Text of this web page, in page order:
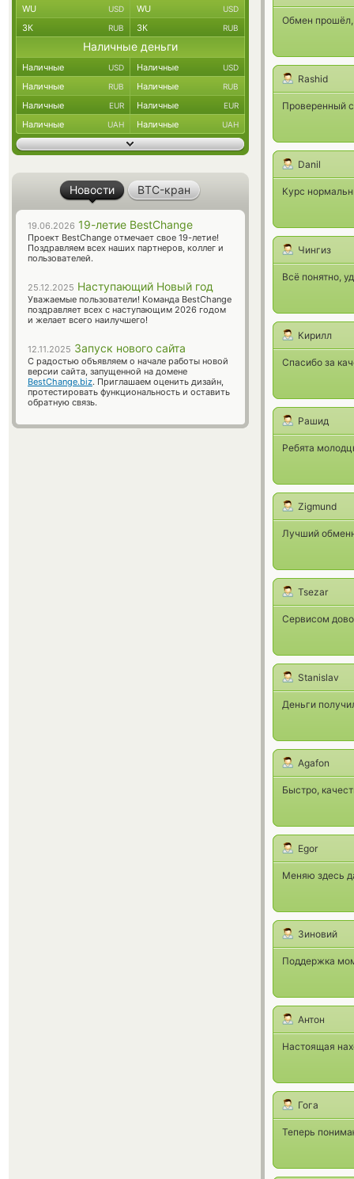
Обмен прошёл,
Rashid
Проверенный
Danil
Курс
Чингиз
Всё понятно,
Кирилл
Спасибо за
Рашид
Ребята
Zigmund
Лучший
Tsezar
Сервисом
Stanislav
Деньги
Agafon
Быстро,
Egor
Меняю здесь
Зиновий
Поддержка
Антон
Настоящая
Гога
Теперь
WU USD WU USD
ЗК RUB ЗК RUB
Наличные деньги
Наличные USD Наличные USD
Наличные RUB Наличные RUB
Наличные EUR Наличные EUR
Наличные UAH Наличные UAH
Новости BTC-кран
19.06.2026 19-летие BestChange
Проект BestChange отмечает свое 19-летие!
Поздравляем всех наших партнеров, коллег и
пользователей.
25.12.2025 Наступающий Новый год
Уважаемые пользователи! Команда BestChange
поздравляет всех с наступающим 2026 годом
и желает всего наилучшего!
12.11.2025 Запуск нового сайта
С радостью объявляем о начале работы новой
версии сайта, запущенной на домене
BestChange.biz. Приглашаем оценить дизайн,
протестировать функциональность и оставить
обратную связь.